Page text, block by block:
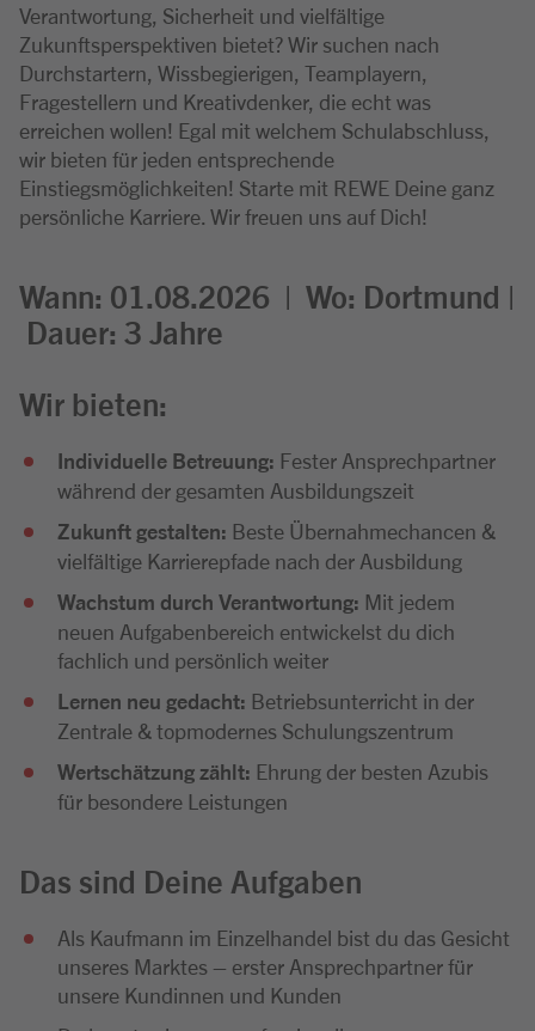
Verantwortung, Sicherheit und vielfältige
Zukunftsperspektiven bietet? Wir suchen nach
Durchstartern, Wissbegierigen, Teamplayern,
Fragestellern und Kreativdenker, die echt was
erreichen wollen! Egal mit welchem Schulabschluss,
wir bieten für jeden entsprechende
Einstiegsmöglichkeiten! Starte mit REWE Deine ganz
persönliche Karriere. Wir freuen uns auf Dich!
Wann: 01.08.2026 | Wo: Dortmund |
Dauer: 3 Jahre
Wir bieten:
Individuelle Betreuung: Fester Ansprechpartner
während der gesamten Ausbildungszeit
Zukunft gestalten: Beste Übernahmechancen &
vielfältige Karrierepfade nach der Ausbildung
Wachstum durch Verantwortung: Mit jedem
neuen Aufgabenbereich entwickelst du dich
fachlich und persönlich weiter
Lernen neu gedacht: Betriebsunterricht in der
Zentrale & topmodernes Schulungszentrum
Wertschätzung zählt: Ehrung der besten Azubis
für besondere Leistungen
Das sind Deine Aufgaben
Als Kaufmann im Einzelhandel bist du das Gesicht
unseres Marktes – erster Ansprechpartner für
unsere Kundinnen und Kunden